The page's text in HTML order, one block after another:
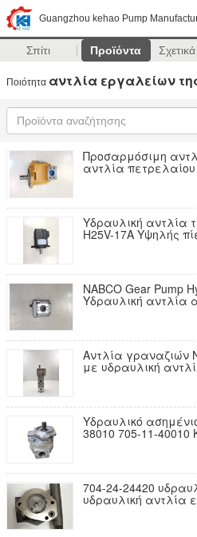
Guangzhou kehao Pump
Σπίτι Προϊόντα
Ποιότητα αντλία εργαλείων
Προσαρμόσιμη
αντλία
κλειδί
Υδραυλική αντλία
H25V-17A Υψηλής
αλουμινίου
Πηγή ισχύος
προμήθειας
NABCO Gear Pump
Υδραυλική αντλία
αλουμινίου Μίνι
κατασκευών
ενός έτους
Αντλία γραναζιών
με υδραυλική
από χυτοσίδηρο
αντλία για
Υδραυλικό
38010 705-11-
704-24-24420
υδραυλική αντλία